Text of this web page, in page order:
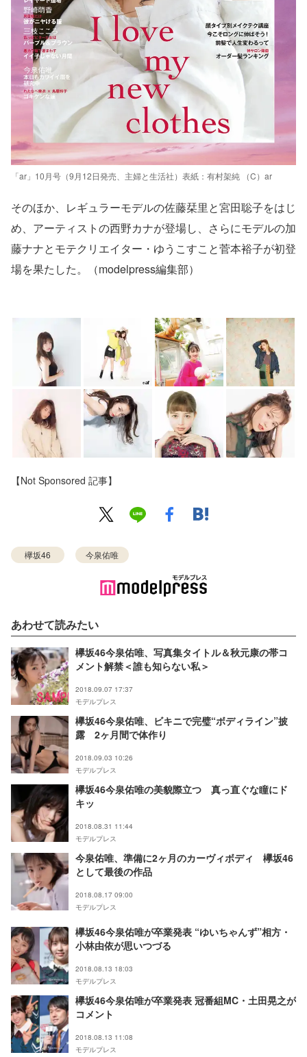
「ar」10月号（9月12日発売、主婦と生活社）表紙：有村架純 （C）ar
そのほか、レギュラーモデルの佐藤栞里と宮田聡子をはじ
め、アーティストの西野カナが登場し、さらにモデルの加
藤ナナとモテクリエイター・ゆうこすこと菅本裕子が初登
場を果たした。（modelpress編集部）
【Not Sponsored 記事】
欅坂46 今泉佑唯
あわせて読みたい
欅坂46今泉佑唯、写真集タイトル＆秋元康の帯コ
メント解禁＜誰も知らない私＞
2018.09.07 17:37
モデルプレス
欅坂46今泉佑唯、ビキニで完璧“ボディライン”披
露 2ヶ月間で体作り
2018.09.03 10:26
モデルプレス
欅坂46今泉佑唯の美貌際立つ 真っ直ぐな瞳にド
キッ
2018.08.31 11:44
モデルプレス
今泉佑唯、準備に2ヶ月のカーヴィボディ 欅坂46
として最後の作品
2018.08.17 09:00
モデルプレス
欅坂46今泉佑唯が卒業発表 “ゆいちゃんず”相方・
小林由依が思いつづる
2018.08.13 18:03
モデルプレス
欅坂46今泉佑唯が卒業発表 冠番組MC・土田晃之が
コメント
2018.08.13 11:08
モデルプレス